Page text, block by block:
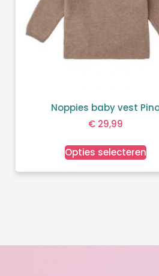
Noppies baby vest
€ 29,99
Opties selecteren